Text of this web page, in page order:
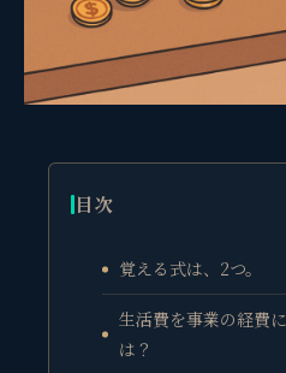
目次
覚える式は、2つ。
生活費を事業の経費
は？